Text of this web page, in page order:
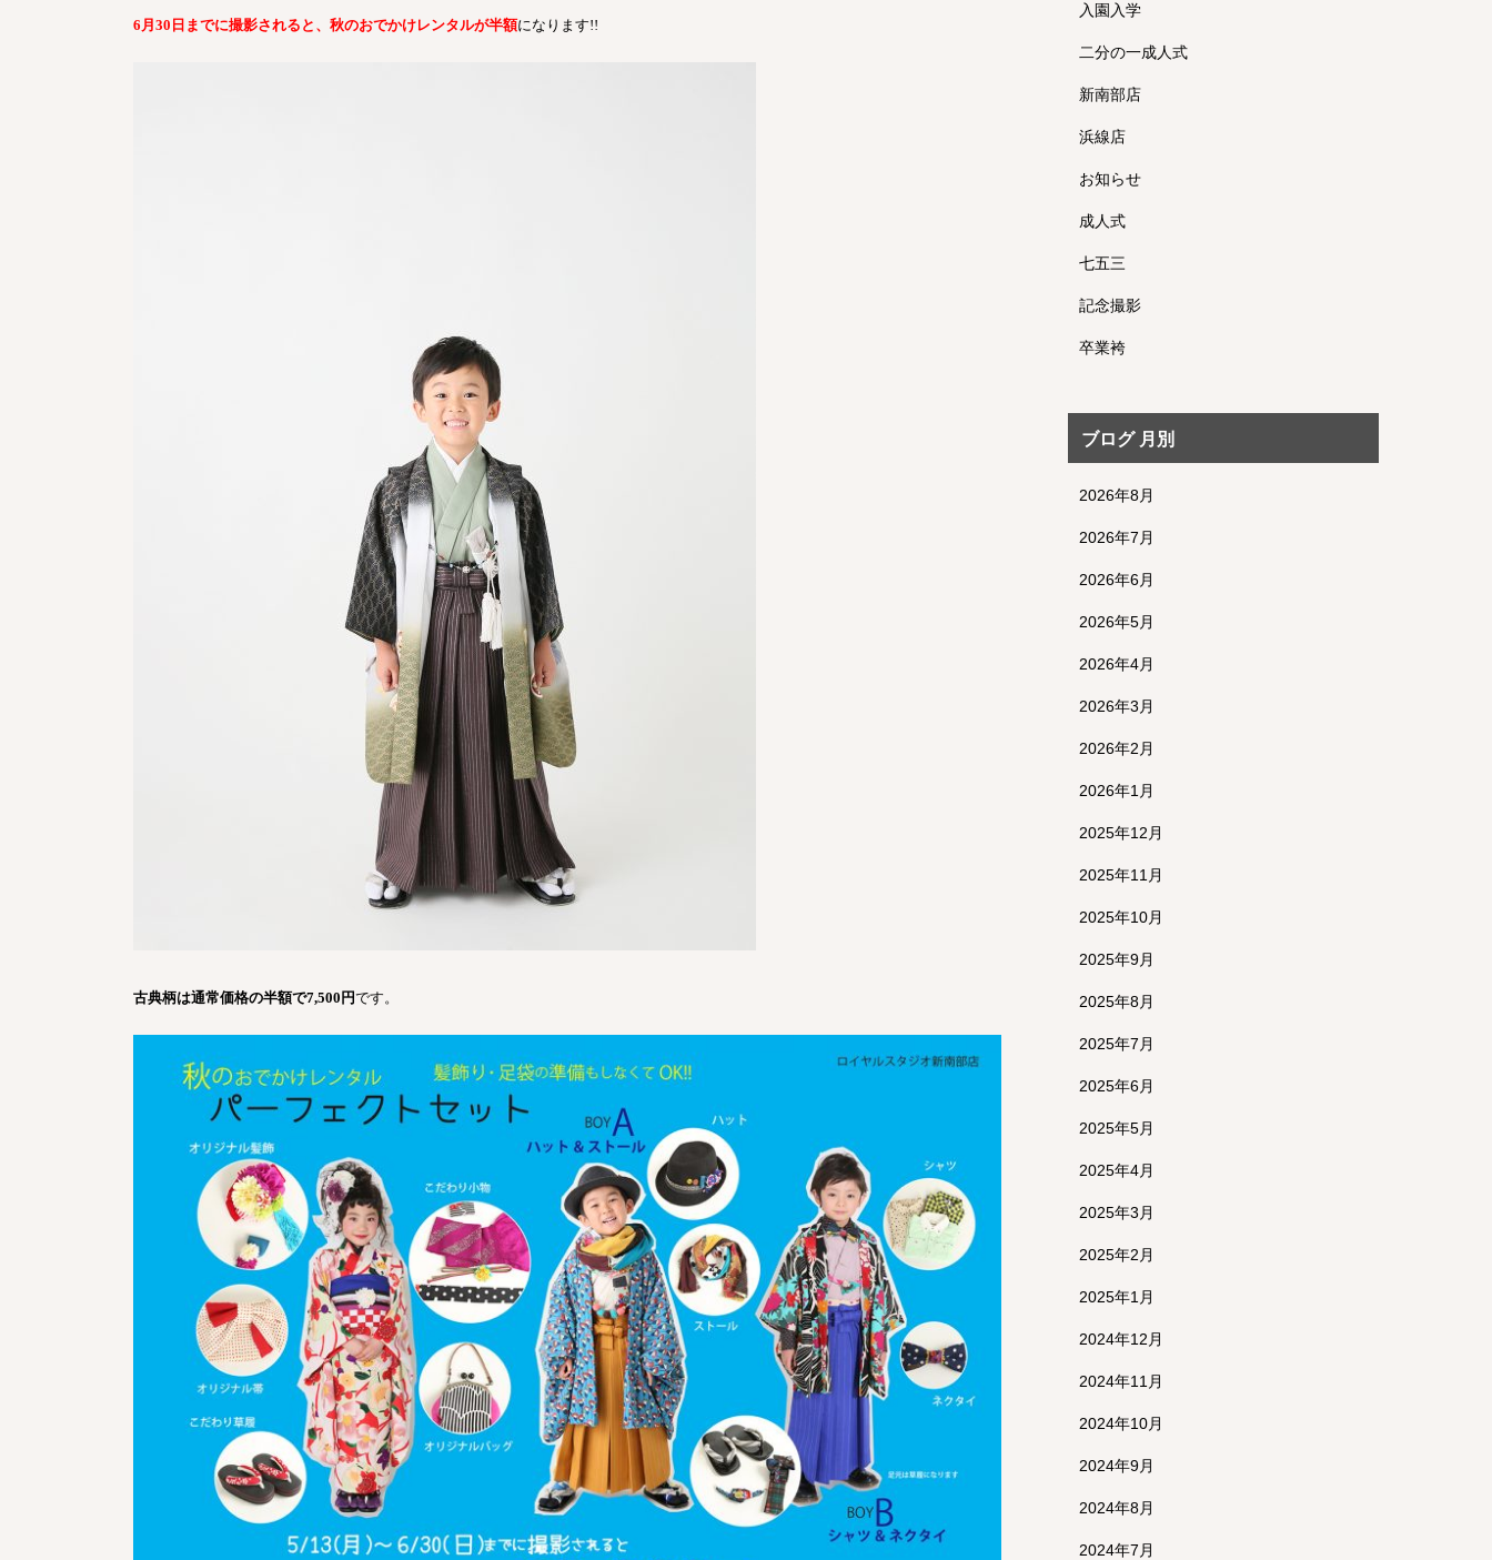
6 月 30 日までに撮影されると、秋のおでかけレンタルが半額になります!!
古典柄は通常価格の半額で7,500 円です。
入園入学
二分の一成人式
新南部店
浜線店
お知らせ
成人式
七五三
記念撮影
卒業袴
ブログ 月別
2026年8月
2026年7月
2026年6月
2026年5月
2026年4月
2026年3月
2026年2月
2026年1月
2025年12月
2025年11月
2025年10月
2025年9月
2025年8月
2025年7月
2025年6月
2025年5月
2025年4月
2025年3月
2025年2月
2025年1月
2024年12月
2024年11月
2024年10月
2024年9月
2024年8月
2024年7月